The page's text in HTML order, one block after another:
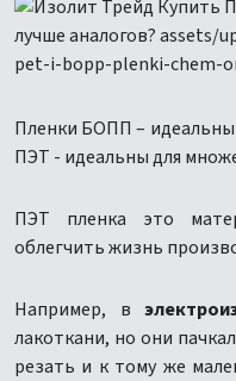
Пленки БОПП –
ПЭТ - идеальны для
ПЭТ пленка это
облегчить жизнь
Например, в
лакоткани, но они
резать и к тому же